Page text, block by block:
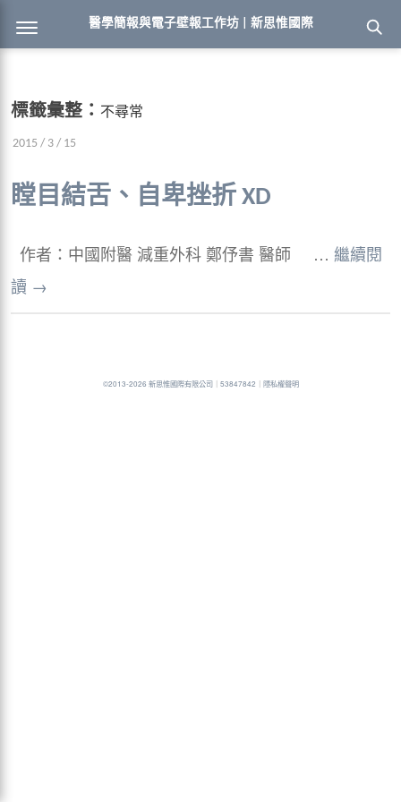
醫學簡報與電子壁報工作坊 | 新思惟國際
標籤彙整： 不尋常
2015 / 3 / 15
瞠目結舌、自卑挫折 XD
作者：中國附醫 減重外科 鄭伃書 醫師 … 繼續閱
讀 →
©2013-2026 新思惟國際有限公司｜ 53847842 ｜ 隱私權聲明